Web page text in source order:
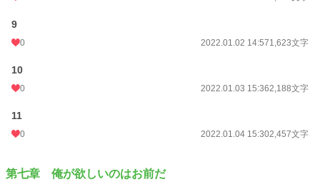
9
0 2022.01.02 14:571,623文字
10
0 2022.01.03 15:362,188文字
11
0 2022.01.04 15:302,457文字
第七章 俺が欲しいのはお前だ